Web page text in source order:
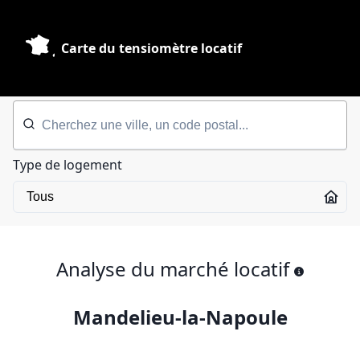
Carte du tensiomètre locatif
Type de logement
Analyse du marché locatif
Mandelieu-la-Napoule